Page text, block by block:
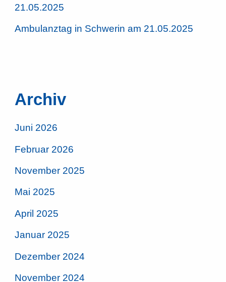
21.05.2025
Ambulanztag in Schwerin am 21.05.2025
Archiv
Juni 2026
Februar 2026
November 2025
Mai 2025
April 2025
Januar 2025
Dezember 2024
November 2024